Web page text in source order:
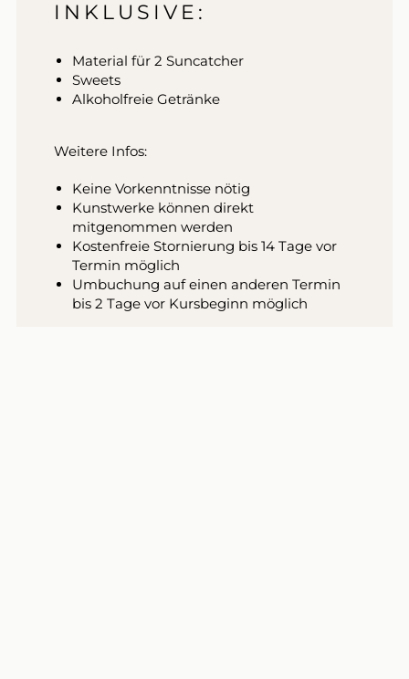
INKLUSIVE:
Material für 2 Suncatcher
Sweets
Alkoholfreie Getränke
Weitere Infos:
Keine Vorkenntnisse nötig
Kunstwerke können direkt
mitgenommen werden
Kostenfreie Stornierung bis 14 Tage vor
Termin möglich
Umbuchung auf einen anderen Termin
bis 2 Tage vor Kursbeginn möglich